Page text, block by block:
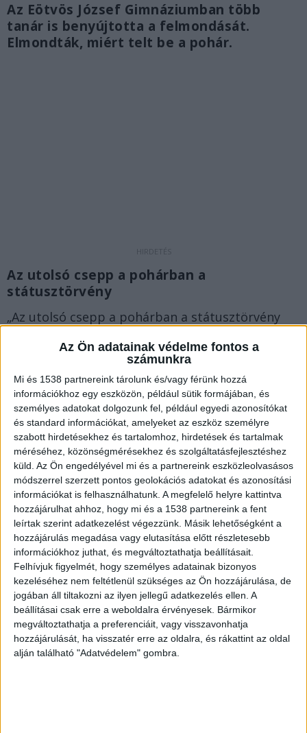
Az Ön adatainak védelme fontos a
számunkra
Mi és 1538 partnereink tárolunk és/vagy férünk hozzá
információkhoz egy eszközön, például sütik formájában, és
személyes adatokat dolgozunk fel, például egyedi azonosítókat
és standard információkat, amelyeket az eszköz személyre
szabott hirdetésekhez és tartalomhoz, hirdetések és tartalmak
méréséhez, közönségmérésekhez és szolgáltatásfejlesztéshez
küld. Az Ön engedélyével mi és a partnereink eszközleolvasásos
módszerrel szerzett pontos geolokációs adatokat és azonosítási
információkat is felhasználhatunk. A megfelelő helyre kattintva
hozzájárulhat ahhoz, hogy mi és a 1538 partnereink a fent
leírtak szerint adatkezelést végezzünk. Másik lehetőségként a
hozzájárulás megadása vagy elutasítása előtt részletesebb
információkhoz juthat, és megváltoztathatja beállításait.
Felhívjuk figyelmét, hogy személyes adatainak bizonyos
kezeléséhez nem feltétlenül szükséges az Ön hozzájárulása, de
jogában áll tiltakozni az ilyen jellegű adatkezelés ellen. A
beállításai csak erre a weboldalra érvényesek. Bármikor
megváltoztathatja a preferenciáit, vagy visszavonhatja
hozzájárulását, ha visszatér erre az oldalra, és rákattint az oldal
alján található "Adatvédelem" gombra.
Az Eötvös József Gimnáziumban több
tanár is benyújtotta a felmondását.
Elmondták, miért telt be a pohár.
Az utolsó csepp a pohárban a
státusztörvény
„Az utolsó csepp a pohárban a státusztörvény
lebegtetése. Ez nyilvánvaló megalázása a
tanároknak. Újabb és újabb elemek kerülnek
bele, bebetonoznak vitatott részeket: ilyen a 24-
re felvitt kötelező heti óraszám. Tovább csökken
a tanárok és az iskolák autonómiája”.A
BudaPestkörnyéke.hu legfrissebb híreit ide
kattintva éred el.